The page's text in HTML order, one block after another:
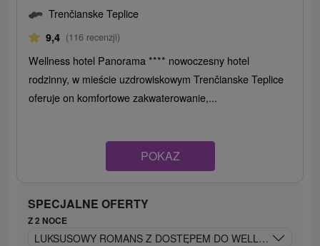
Trenčianske Teplice
9,4 (116 recenzji)
Wellness hotel Panorama **** nowoczesny hotel
rodzinny, w mieście uzdrowiskowym Trenčianske Teplice
oferuje on komfortowe zakwaterowanie,...
POKAZ
SPECJALNE OFERTY
Z 2 NOCE
LUKSUSOWY ROMANS Z DOSTĘPEM DO WELLNESS,